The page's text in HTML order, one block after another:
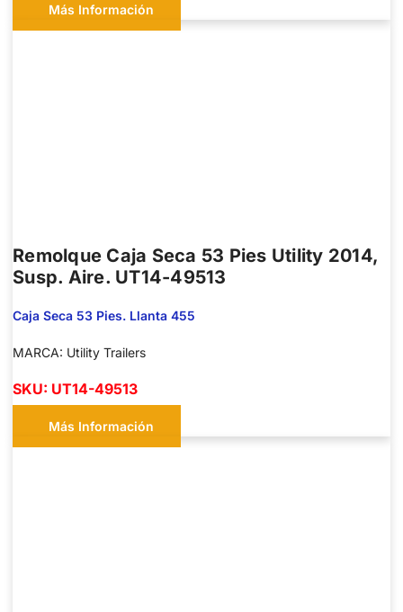
Más Información
Remolque Caja Seca 53 Pies Utility 2014,
Susp. Aire. UT14-49513
Caja Seca 53 Pies. Llanta 455
MARCA: Utility Trailers
SKU: UT14-49513
Más Información